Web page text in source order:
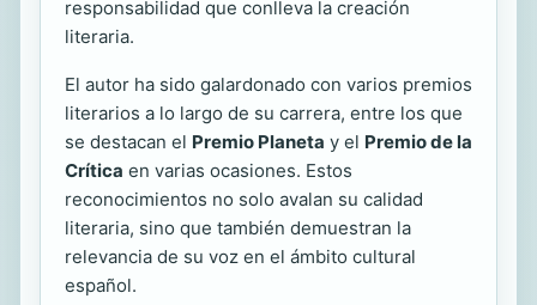
responsabilidad que conlleva la creación
literaria.
El autor ha sido galardonado con varios premios
literarios a lo largo de su carrera, entre los que
se destacan el Premio Planeta y el Premio de la
Crítica en varias ocasiones. Estos
reconocimientos no solo avalan su calidad
literaria, sino que también demuestran la
relevancia de su voz en el ámbito cultural
español.